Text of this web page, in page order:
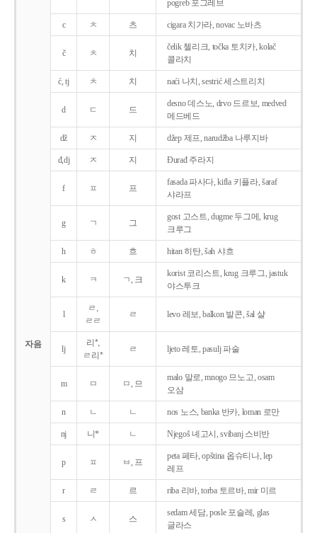
자음
pogreb 포그레브
c ㅊ 츠 cigara 치가라, novac 노바츠
č ㅊ 치
čelik 첼리크, točka 토치카, kolač
콜라치
ć, tj ㅊ 치 naći 나치, sestrić 세스트리치
d ㄷ 드
desno 데스노, drvo 드르보, medved
메드베드
dž ㅈ 지 džep 제프, narudžba 나루지바
đ,dj ㅈ 지 Ðurađ 주라지
f ㅍ 프
fasada 파사다, kifla 키플라, šaraf
샤라프
g ㄱ 그
gost 고스트, dugme 두그메, krug
크루그
h ㅎ 흐 hitan 히탄, šah 샤흐
k ㅋ ㄱ, 크
korist 코리스트, krug 크루그, jastuk
야스투크
l
ㄹ,
ㄹㄹ
ㄹ levo 레보, balkon 발콘, šal 샬
lj
리*,
ㄹ리*
ㄹ ljeto 레토, pasulj 파술
m ㅁ ㅁ, 므
malo 말로, mnogo 므노고, osam
오삼
n ㄴ ㄴ nos 노스, banka 반카, loman 로만
nj 니* ㄴ Njegoš 녜고시, svibanj 스비반
p ㅍ ㅂ, 프
peta 페타, opština 옵슈티나, lep
레프
r ㄹ 르 riba 리바, torba 토르바, mir 미르
s ㅅ 스
sedam 세담, posle 포슬레, glas
글라스